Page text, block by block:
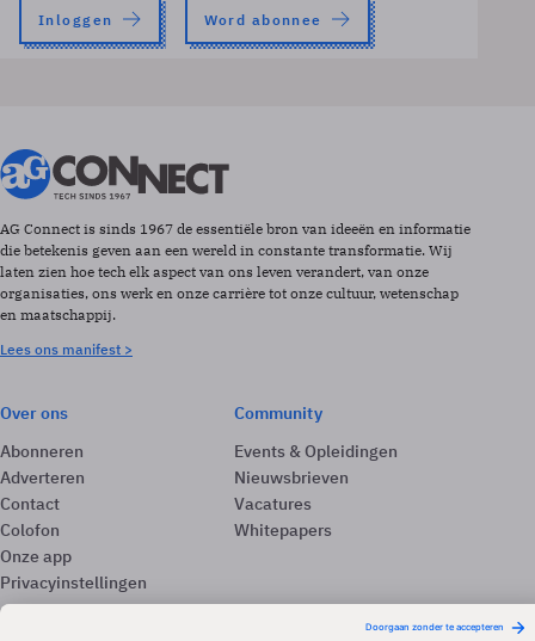
Inloggen Word abonnee
AG Connect is sinds 1967 de essentiële bron van ideeën en informatie
die betekenis geven aan een wereld in constante transformatie. Wij
laten zien hoe tech elk aspect van ons leven verandert, van onze
organisaties, ons werk en onze carrière tot onze cultuur, wetenschap
en maatschappij.
Lees ons manifest >
Over ons
Abonneren
Adverteren
Contact
Colofon
Onze app
Privacyinstellingen
Community
Events & Opleidingen
Nieuwsbrieven
Vacatures
Whitepapers